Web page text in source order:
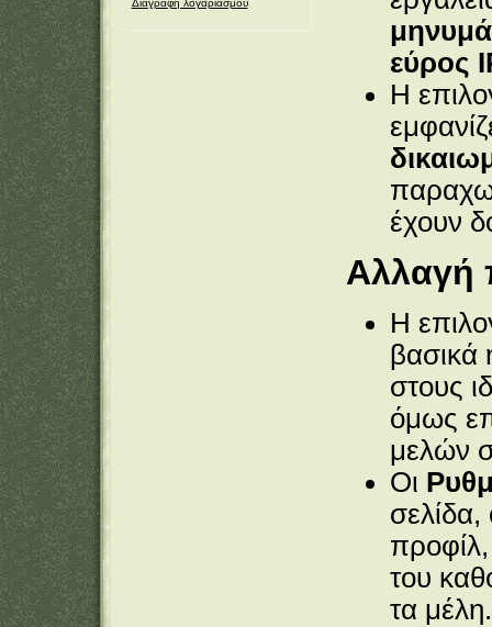
εύρος
Η
έχουν
Αλλαγή
Η
βασικά
στους
όμως
μελών
Οι
σελίδα,
του
τα μέλη.